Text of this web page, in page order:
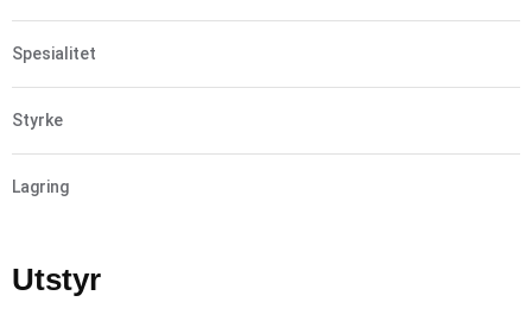
Spesialitet
Styrke
Lagring
Utstyr